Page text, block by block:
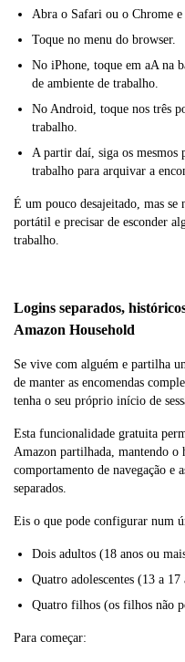
Abra o Safari ou o Chrome e
Toque no menu do browser.
No iPhone, toque em aA na
de ambiente de trabalho.
No Android, toque nos três
trabalho.
A partir daí, siga os mesmos
trabalho para arquivar a
É um pouco desajeitado, mas
portátil e precisar de esconder
trabalho.
Logins separados,
Amazon Household
Se vive com alguém e partilha
de manter as encomendas
tenha o seu próprio início de
Esta funcionalidade gratuita
Amazon partilhada, mantendo o
comportamento de navegação e
separados.
Eis o que pode configurar num
Dois adultos (18 anos ou
Quatro adolescentes (13 a 17
Quatro filhos (os filhos não
Para começar: